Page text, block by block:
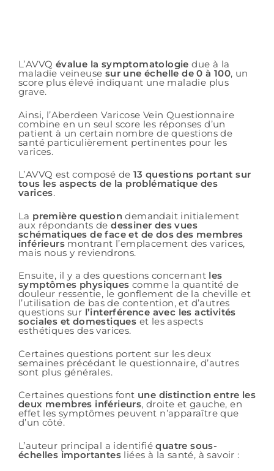
L’AVVQ évalue la symptomatologie due à la
maladie veineuse sur une échelle de 0 à 100, un
score plus élevé indiquant une maladie plus
grave.
Ainsi, l’Aberdeen Varicose Vein Questionnaire
combine en un seul score les réponses d’un
patient à un certain nombre de questions de
santé particulièrement pertinentes pour les
varices.
L’AVVQ est composé de 13 questions portant sur
tous les aspects de la problématique des
varices.
La première question demandait initialement
aux répondants dedessiner des vues
schématiques de face et de dos des membres
inférieurs montrant l’emplacement des varices,
mais nous y reviendrons.
Ensuite, il y a des questions concernant les
symptômes physiques comme la quantité de
douleur ressentie, le gonflement de la cheville et
l’utilisation de bas de contention, et d’autres
questions sur l’interférence avec les activités
sociales et domestiques et les aspects
esthétiques des varices.
Certaines questions portent sur les deux
semaines précédant le questionnaire, d’autres
sont plus générales.
Certaines questions font une distinction entre les
deux membres inférieurs, droite et gauche, en
effet les symptômes peuvent n’apparaître que
d’un côté.
L’auteur principal a identifiéquatre sous-
échelles importantes liées à la santé, à savoir :